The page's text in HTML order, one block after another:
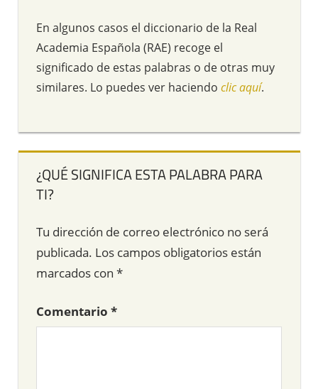
En algunos casos el diccionario de la Real
Academia Española (RAE) recoge el
significado de estas palabras o de otras muy
similares. Lo puedes ver haciendo clic aquí.
¿QUÉ SIGNIFICA ESTA PALABRA PARA
TI?
Tu dirección de correo electrónico no será
publicada. Los campos obligatorios están
marcados con *
Comentario *